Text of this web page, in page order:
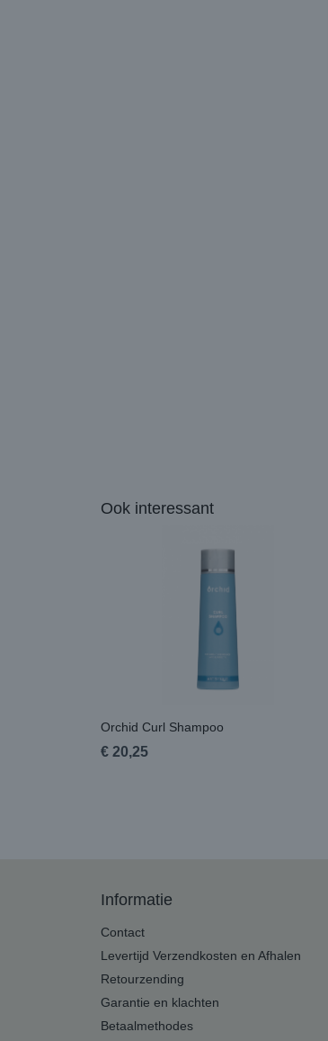
Ook interessant
Orchid Curl Shampoo
€ 20,25
Informatie
Contact
Levertijd Verzendkosten en Afhalen
Retourzending
Garantie en klachten
Betaalmethodes